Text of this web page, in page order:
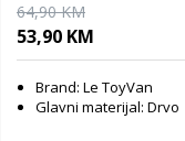
64,90 KM
53,90 KM
Brand: Le ToyVan
Glavni materijal: Drvo